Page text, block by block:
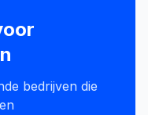
bedrijven die